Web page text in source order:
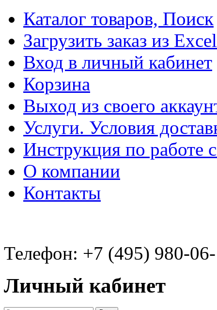
Каталог товаров, Поиск
Загрузить заказ из Excel
Вход в личный кабинет
Корзина
Выход из своего
Услуги. Условия
Инструкция по работе
О компании
Контакты
Телефон: +7 (495) 980-
Личный кабинет